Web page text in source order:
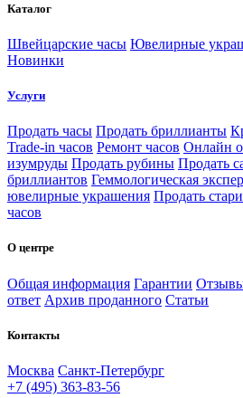
Каталог
Швейцарские часы Ювелирные
Новинки
Услуги
Продать часы Продать бриллианты
Trade-in часов Ремонт часов Онлайн
изумруды Продать рубины Продать
бриллиантов Геммологическая
ювелирные украшения Продать
часов
О центре
Общая информация Гарантии
ответ Архив проданного Статьи
Контакты
Москва Санкт-Петербург
+7 (495) 363-83-56